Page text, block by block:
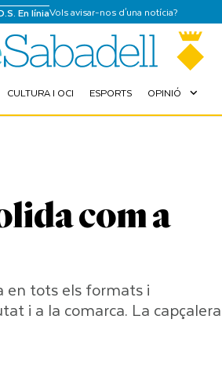
En líniaVols avisar-nos d'una notícia?
CULTURA I OCI ESPORTS OPINIÓ expand_more
com a
en tots els formats i
i a la comarca. La capçalera